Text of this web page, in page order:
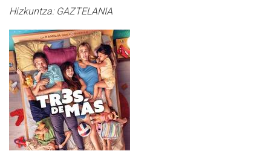
Hizkuntza: GAZTELANIA